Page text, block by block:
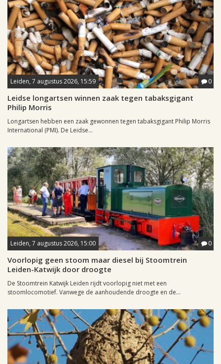
Leiden, 7 augustus 2026, 15:59 0
Leidse longartsen winnen zaak tegen tabaksgigant
Philip Morris
Longartsen hebben een zaak gewonnen tegen tabaksgigant Philip Morris
International (PMI). De Leidse...
Leiden, 7 augustus 2026, 15:00 0
Voorlopig geen stoom maar diesel bij Stoomtrein
Leiden-Katwijk door droogte
De Stoomtrein Katwijk Leiden rijdt voorlopig niet met een
stoomlocomotief. Vanwege de aanhoudende droogte en de...